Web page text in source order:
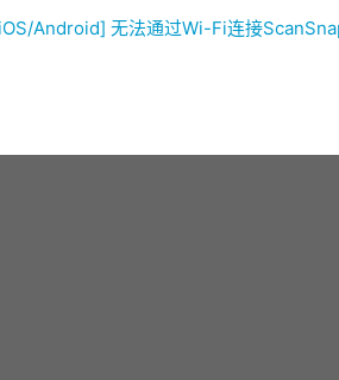
Android] 无法通过Wi-Fi连接